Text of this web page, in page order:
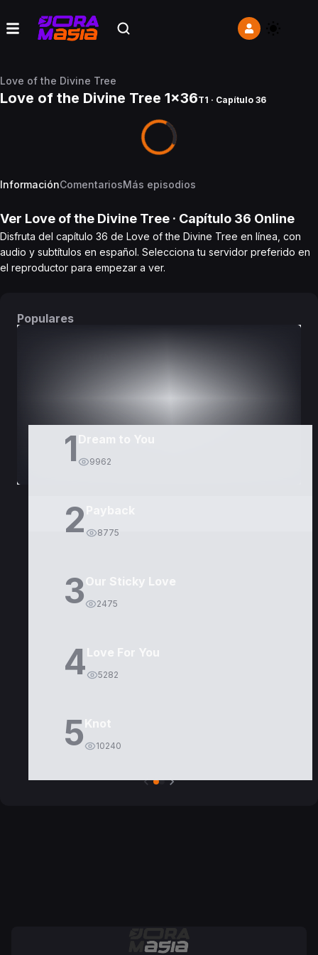
Love of the Divine Tree
Love of the Divine Tree 1x36T1 · Capítulo 36
InformaciónComentariosMás episodios
Ver Love of the Divine Tree · Capítulo 36 Online
Disfruta del capítulo 36 de Love of the Divine Tree en línea, con
audio y subtítulos en español. Selecciona tu servidor preferido en
el reproductor para empezar a ver.
Populares
1 Dream to You
9962
2 8775
3Our Sticky Love
2475
4Love For You
5282
5Knot
10240